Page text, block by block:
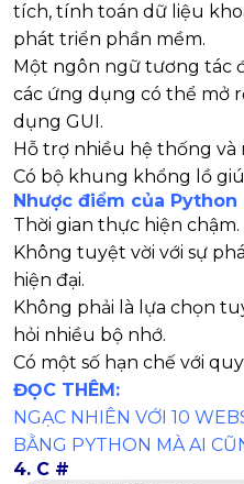
tích, tính toán dữ liệu
phát triển phần mềm.
Một ngôn ngữ tương tác
các ứng dụng có thể mở
dụng GUI.
Hỗ trợ nhiều hệ thống và
Có bộ khung khổng lồ
Nhược điểm của Python
Thời gian thực hiện chậm.
Không tuyệt vời với sự
hiện đại.
Không phải là lựa chọn
hỏi nhiều bộ nhớ.
Có một số hạn chế với
ĐỌC THÊM:
NGẠC NHIÊN VỚI 10
BẰNG PYTHON MÀ AI
4. C #